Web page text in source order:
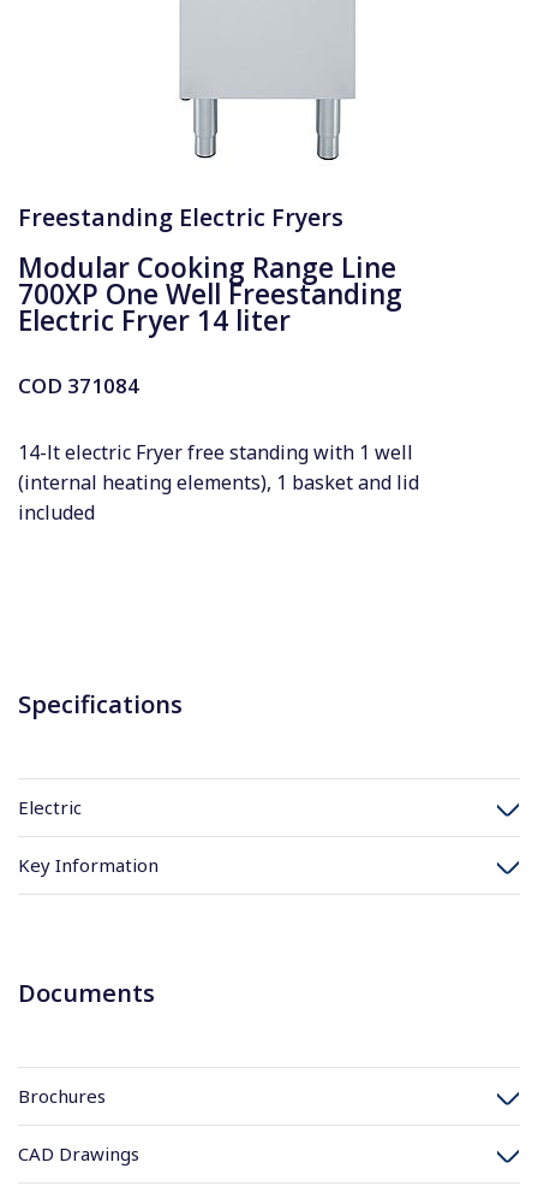
Freestanding Electric Fryers
Modular Cooking Range Line
700XP One Well Freestanding
Electric Fryer 14 liter
COD 371084
14-lt electric Fryer free standing with 1 well
(internal heating elements), 1 basket and lid
included
Specifications
Electric
Key Information
Documents
Brochures
CAD Drawings